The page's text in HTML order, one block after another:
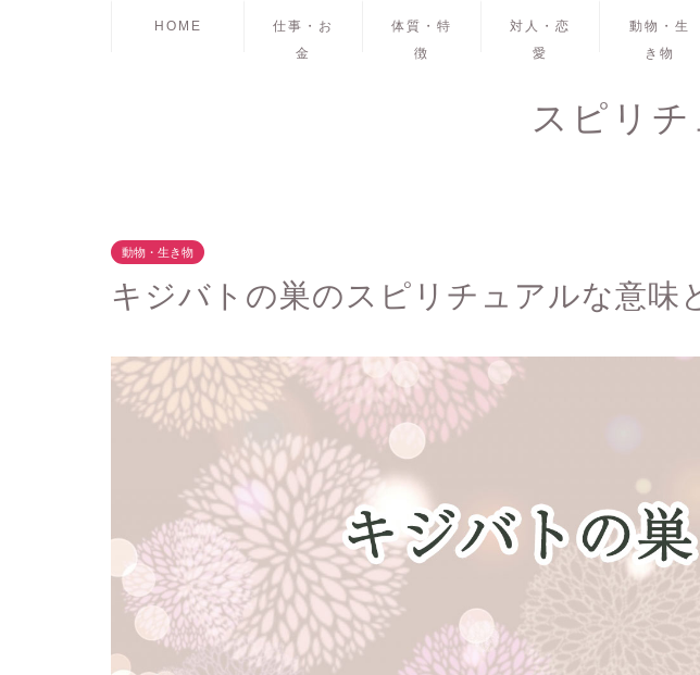
HOME
仕事・お
金
体質・特
徴
対人・恋
愛
動物・生
き物
スピリ
動物・生き物
キジバトの巣のスピリチュアルな意味